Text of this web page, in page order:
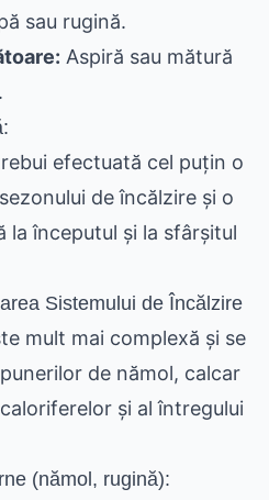
sau rugină.
Aspiră sau mătură
efectuată cel puțin o
de încălzire și o
la începutul și la sfârșitul
Sistemului de Încălzire
mult mai complexă și se
de nămol, calcar
și al întregului
(nămol, rugină):